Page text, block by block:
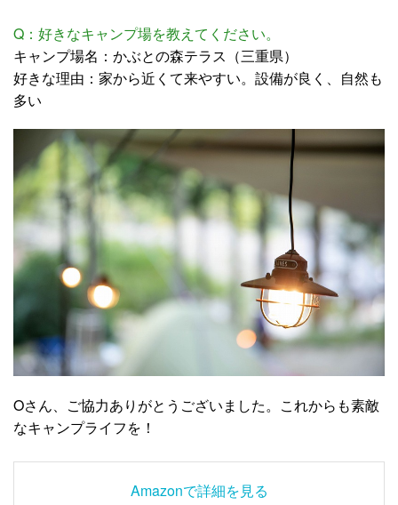
Q：好きなキャンプ場を教えてください。
キャンプ場名：かぶとの森テラス（三重県）
好きな理由：家から近くて来やすい。設備が良く、自然も
多い
Oさん、ご協力ありがとうございました。これからも素敵
なキャンプライフを！
Amazonで詳細を見る